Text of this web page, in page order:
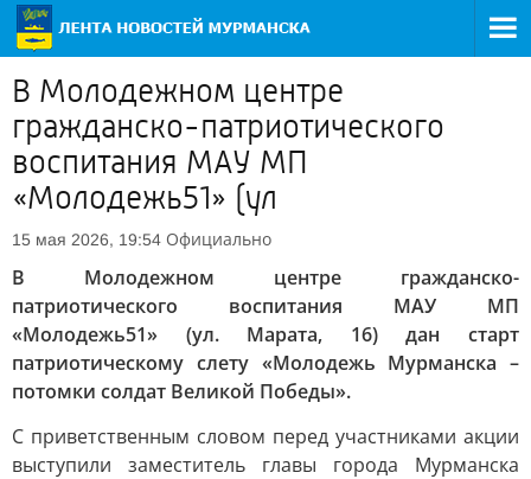
В Молодежном центре
гражданско-патриотического
воспитания МАУ МП
«Молодежь51» (ул
15 мая 2026, 19:54 Официально
В Молодежном центре гражданско-
патриотического воспитания МАУ МП
«Молодежь51» (ул. Марата, 16) дан старт
патриотическому слету «Молодежь Мурманска –
потомки солдат Великой Победы».
С приветственным словом перед участниками акции
выступили заместитель главы города Мурманска